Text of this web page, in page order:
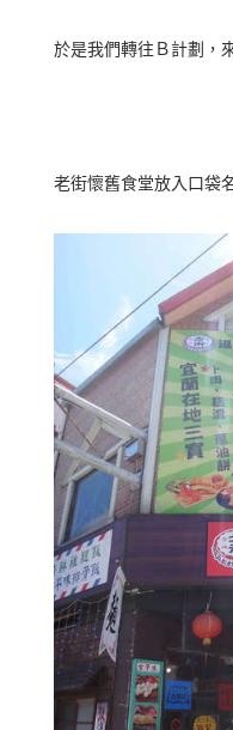
於是我們轉往Ｂ計劃，
老街懷舊食堂放入口袋